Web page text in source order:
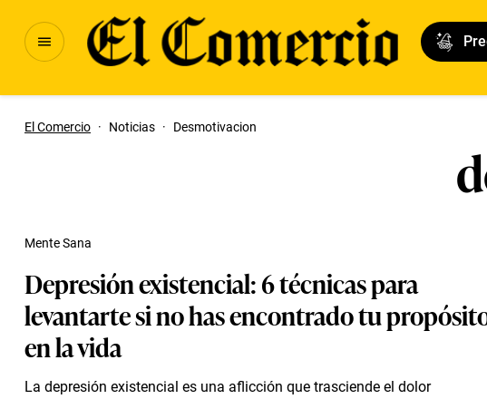
El Comercio · Noticias · Desmotivacion
Depresión existencial: 6 técnicas para
levantarte si no has encontrado tu
en la vida
La depresión existencial es una aflicción que trasciende el dolor
Mente Sana